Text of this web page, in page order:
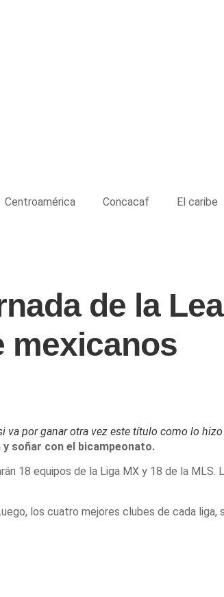
Centroamérica Concacaf El caribe
de la
mexicanos
va por ganar otra vez este título como lo
soñar con el bicampeonato.
18 equipos de la Liga MX y 18 de la MLS.
los cuatro mejores clubes de cada